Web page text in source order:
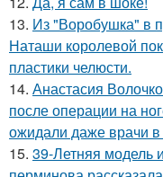
13. Из "Воробушка" в
Наташи королевой
пластики челюсти.
14. Анастасия
после операции на
ожидали даже врачи
15. 39-Летняя модель